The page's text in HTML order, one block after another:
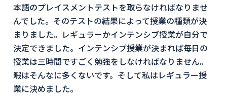
本語のプレイスメントテストを取らなければなりませ
んでした。そのテストの結果によって授業の種類が決
まりました。レギュラーかインテンシブ授業が自分で
決定できました。インテンシブ授業が決まれば毎日の
授業は三時間ですごく勉強をしなければなりません。
暇はそんなに多くないです。そして私はレギュラー授
業に決めました。